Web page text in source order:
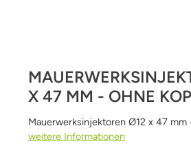
X 47 MM - OHNE
Mauerwerksinjektoren Ø12 x 47
weitere Informationen